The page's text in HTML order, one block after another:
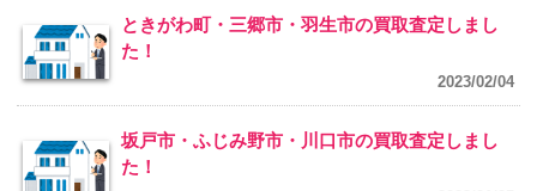
ときがわ町・三郷市・羽生市の買取査定しまし
た！
2023/02/04
坂戸市・ふじみ野市・川口市の買取査定しまし
た！